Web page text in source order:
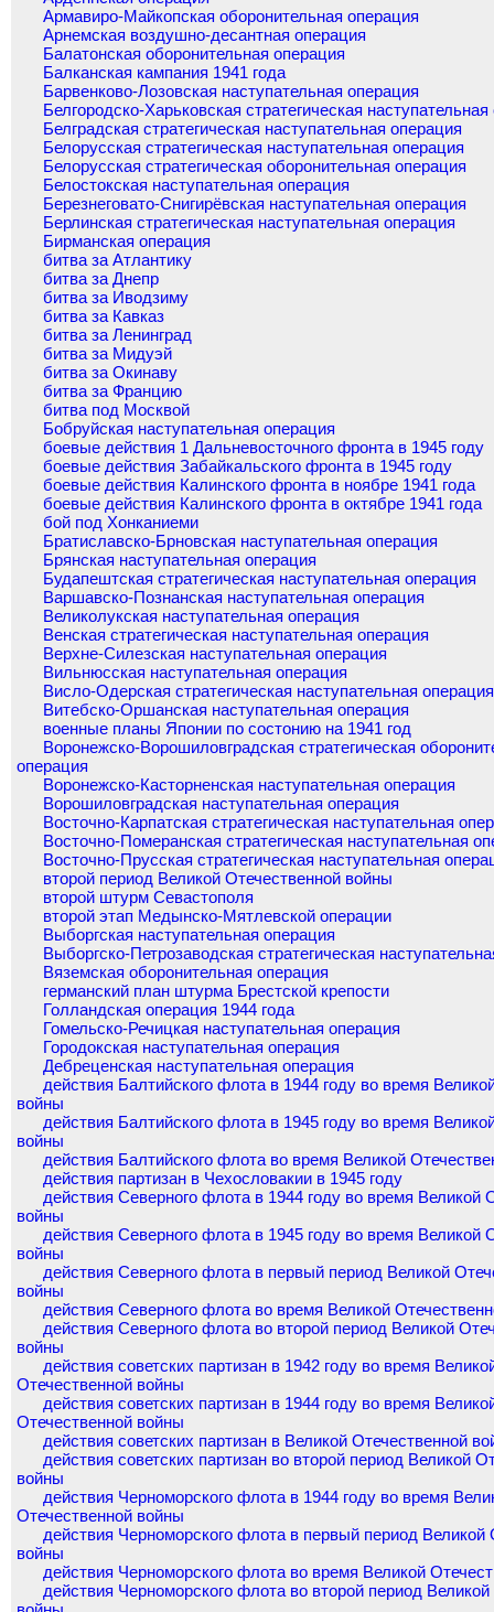
Армавиро-Майкопская оборонительная операция
Арнемская воздушно-десантная операция
Балатонская оборонительная операция
Балканская кампания 1941 года
Барвенково-Лозовская наступательная операция
Белгородско-Харьковская стратегическая
Белградская стратегическая наступательная операция
Белорусская стратегическая наступательная операция
Белорусская стратегическая оборонительная операция
Белостокская наступательная операция
Березнеговато-Снигирёвская наступательная операция
Берлинская стратегическая наступательная операция
Бирманская операция
битва за Атлантику
битва за Днепр
битва за Иводзиму
битва за Кавказ
битва за Ленинград
битва за Мидуэй
битва за Окинаву
битва за Францию
битва под Москвой
Бобруйская наступательная операция
боевые действия 1 Дальневосточного фронта в 1945 году
боевые действия Забайкальского фронта в 1945 году
боевые действия Калинского фронта в ноябре 1941 года
боевые действия Калинского фронта в октябре 1941 года
бой под Хонканиеми
Братиславско-Брновская наступательная операция
Брянская наступательная операция
Будапештская стратегическая наступательная операция
Варшавско-Познанская наступательная операция
Великолукская наступательная операция
Венская стратегическая наступательная операция
Верхне-Силезская наступательная операция
Вильнюсская наступательная операция
Висло-Одерская стратегическая наступательная операция
Витебско-Оршанская наступательная операция
военные планы Японии по состонию на 1941 год
Воронежско-Ворошиловградская стратегическая
операция
Воронежско-Касторненская наступательная операция
Ворошиловградская наступательная операция
Восточно-Карпатская стратегическая наступательная
Восточно-Померанская стратегическая наступательная
Восточно-Прусская стратегическая наступательная
второй период Великой Отечественной войны
второй штурм Севастополя
второй этап Медынско-Мятлевской операции
Выборгская наступательная операция
Выборгско-Петрозаводская стратегическая
Вяземская оборонительная операция
германский план штурма Брестской крепости
Голландская операция 1944 года
Гомельско-Речицкая наступательная операция
Городокская наступательная операция
Дебреценская наступательная операция
действия Балтийского флота в 1944 году во время
войны
действия Балтийского флота в 1945 году во время
войны
действия Балтийского флота во время Великой
действия партизан в Чехословакии в 1945 году
действия Северного флота в 1944 году во время Великой
войны
действия Северного флота в 1945 году во время Великой
войны
действия Северного флота в первый период Великой
войны
действия Северного флота во время Великой
действия Северного флота во второй период Великой
войны
действия советских партизан в 1942 году во время
Отечественной войны
действия советских партизан в 1944 году во время
Отечественной войны
действия советских партизан в Великой Отечественной
действия советских партизан во второй период Великой
войны
действия Черноморского флота в 1944 году во время
Отечественной войны
действия Черноморского флота в первый период Великой
войны
действия Черноморского флота во время Великой
действия Черноморского флота во второй период